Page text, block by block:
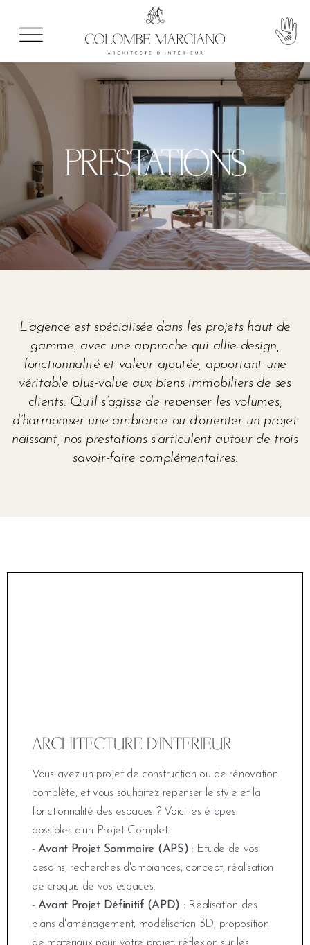
PRESTATIONS
L’agence est spécialisée dans les projets haut de
gamme, avec une approche qui allie design,
fonctionnalité et valeur ajoutée, apportant une
véritable plus-value aux biens immobiliers de ses
clients. Qu’il s’agisse de repenser les volumes,
d’harmoniser une ambiance ou d’orienter un projet
naissant, nos prestationss’articulent autour de trois
savoir-faire complémentaires.
ARCHITECTURE D’INTERIEUR
Vous avez un projet de construction ou de rénovation
complète, et vous souhaitez repenser le style et la
fonctionnalité des espaces ? Voici les étapes
possibles d'un Projet Complet.
-Avant Projet Sommaire (APS) : Etude de vos
besoins, recherches d'ambiances, concept, réalisation
de croquis de vos espaces.
-Avant Projet Définitif (APD) : Réalisation des
plans d'aménagement, modélisation 3D, proposition